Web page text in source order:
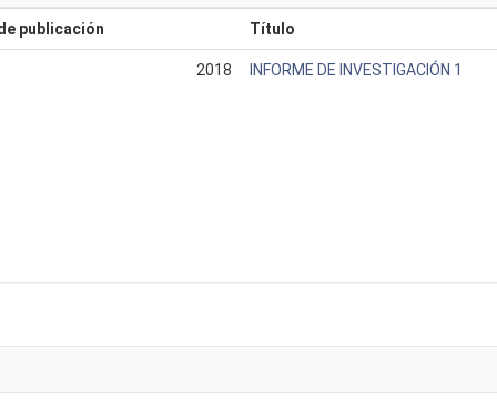
publicación Título
2018 INFORME DE INVESTIGACIÓN 1